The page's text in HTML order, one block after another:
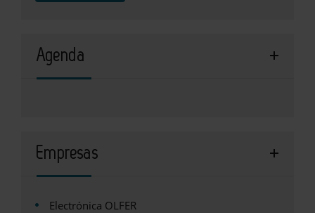
Agenda
Empresas
Electrónica OLFER